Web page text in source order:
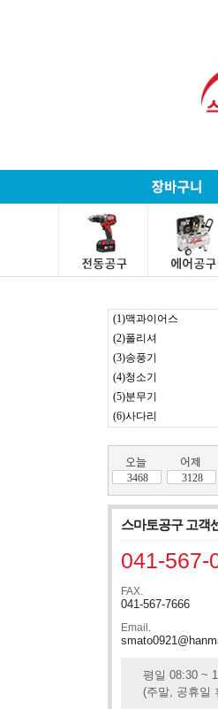
(1)맥과이어스
(2)폴리셔
(3)송풍기
(4)청소기
(5)분무기
(6)사다리
3468 3128
스마토공구 고객
041-567-
FAX.
041-567-7666
Email.
평일 08:30 ~
(주말, 공휴일